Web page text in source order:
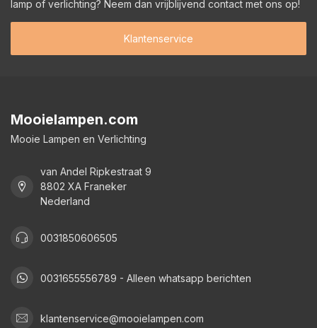
lamp of verlichting? Neem dan vrijblijvend contact met ons op!
Klantenservice
Mooielampen.com
Mooie Lampen en Verlichting
van Andel Ripkestraat 9
8802 XA Franeker
Nederland
0031850606505
0031655556789 - Alleen whatsapp berichten
klantenservice@mooielampen.com